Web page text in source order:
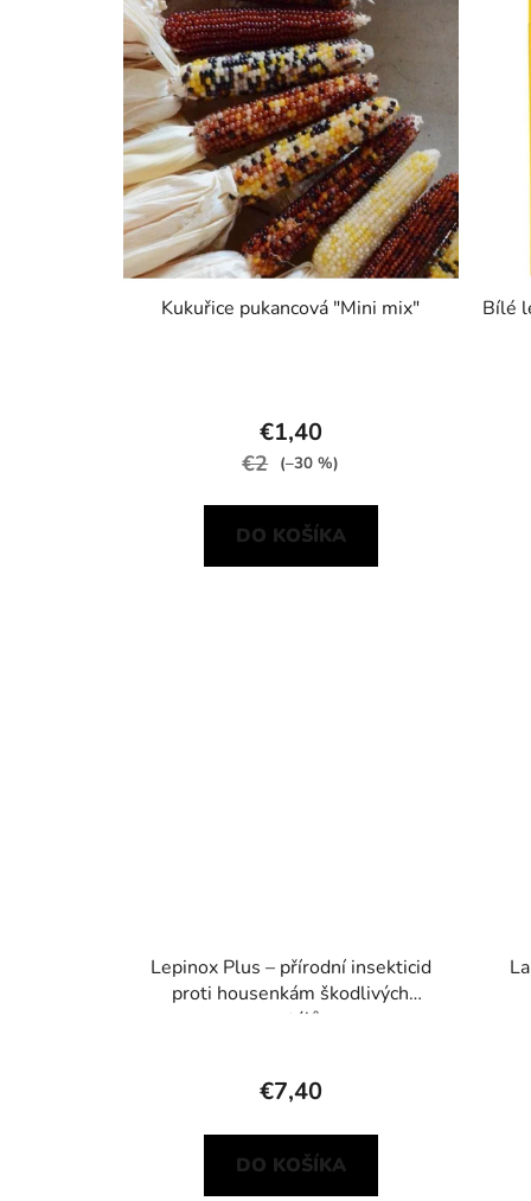
Kukuřice pukancová "Mini mix"
€1,40
€2 (–30 %)
DO KOŠÍKA
Bílé
Lepinox Plus – přírodní insekticid
proti housenkám škodlivých
motýlů
€7,40
DO KOŠÍKA